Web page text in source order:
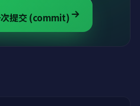
提交 (commit)